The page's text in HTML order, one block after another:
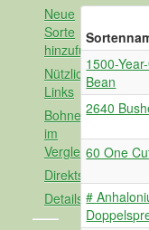
Neue
Sorte
hinzufügen
Nützliche
Links
Bohnen
im
Vergleich
Direktsuche
Detailsuche
1500-
Bean
2640
60 One
#